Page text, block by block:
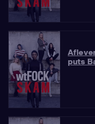
puts